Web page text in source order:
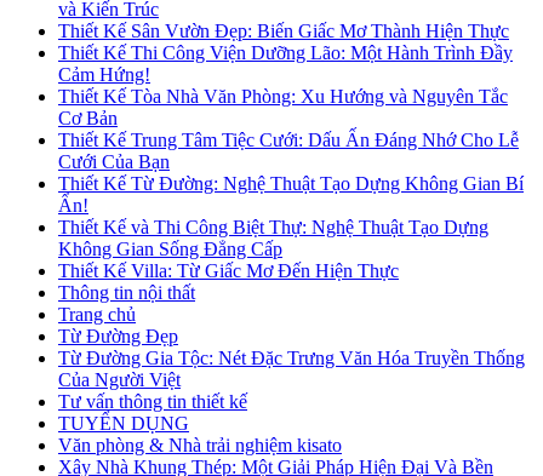
và Kiến Trúc
Thiết Kế Sân Vườn Đẹp: Biến Giấc Mơ Thành Hiện Thực
Thiết Kế Thi Công Viện Dưỡng Lão: Một Hành Trình Đầy
Cảm Hứng!
Thiết Kế Tòa Nhà Văn Phòng: Xu Hướng và Nguyên Tắc
Cơ Bản
Thiết Kế Trung Tâm Tiệc Cưới: Dấu Ấn Đáng Nhớ Cho Lễ
Cưới Của Bạn
Thiết Kế Từ Đường: Nghệ Thuật Tạo Dựng Không Gian Bí
Ẩn!
Thiết Kế và Thi Công Biệt Thự: Nghệ Thuật Tạo Dựng
Không Gian Sống Đẳng Cấp
Thiết Kế Villa: Từ Giấc Mơ Đến Hiện Thực
Thông tin nội thất
Trang chủ
Từ Đường Đẹp
Từ Đường Gia Tộc: Nét Đặc Trưng Văn Hóa Truyền Thống
Của Người Việt
Tư vấn thông tin thiết kế
TUYỂN DỤNG
Văn phòng & Nhà trải nghiệm kisato
Xây Nhà Khung Thép: Một Giải Pháp Hiện Đại Và Bền